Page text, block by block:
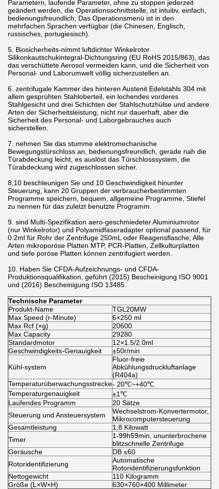
Parametern, laufende Parameter, ohne zu stoppen jederzeit
geändert werden, die Operationsschnittstelle, ist intuitiv, einfach,
bedienungsfreundlich; Das Operationsmenü ist in den
mehrfachen Sprachen verfügbar (die Chinesen, Englisch,
russisches, portugiesisch).
5. Biosicherheits-nimmt luftdichter Winkelrotor
Silikonkautschukintegral-Dichtungsring (EU RoHS 2015/863), das
das verschüttete Aerosol vermeiden kann, und die Sicherheit von
Personal- und Laborumwelt völlig sicherzustellen an.
6. zentrifugale Kammer des hinteren Austenit Edelstahls 304 mit
allem gesprühten Stahloberteil, ein lochendes vorderes
Stahlgesicht und drei Schichten der Stahlschutzhülse und andere
Arten der Sicherheitsleistung, nicht nur dauerhaft, aber die
Sicherheit des Personal- und Laborgebrauches auch
sicherstellen.
7. nehmen Sie das stumme elektromechanische
Bewegungstürschloss an, bedienungsfreundlich, gerade nah die
Türabdeckung leicht, es auslöst das Türschlosssystem, die
Türabdeckung wird zugeschlossen sicher.
8,10 beschleunigen Sie und 10 Geschwindigkeit hinunter
Steuerung, kann 20 Gruppen der verbraucherbestimmten
Programme speichern, bequem, allgemeine Programme, Stiefel
zu nennen für das zuletzt benutzte Programm.
9. sind Multi-Spezifikation aero-geschmiedeter Aluminiumrotor
(nur Winkelrotor) und Polyamidfaseradapter optional passend, für
0.2ml für Rohr der Zentrifuge 250mL oder Reagensflasche; Alle
Arten mikroporöse Platten MTP, PCR-Platten, Zellkulturplatten
und tiefe poröse Platten können zentrifugiert werden.
10. Haben Sie CFDA-Aufzeichnungs- und CFDA-
Produktionsqualifikation, geführt (2015) Bescheinigung ISO 9001
und (2016) Bescheinigung ISO 13485.
Technische Parameter
Produkt-Name
TGL20MW
Max Speed (r-Minute)
6×250 ml
Max Rcf (×g)
20600
Max Capacity
29280
Standardmotor
12×1.5/2.0ml
Geschwindigkeits-Genauigkeit
±50r/min
Kühl-system
Fluor-freie
Abkühlungsdruckluftanlage
(R404a)
Temperaturüberwachungsstrecke- 20℃~+40℃
Temperaturgenauigkeit
±1℃
Laufendes Programm
20 Sätze
Steuerung und Ansteuersystem
Wechselstrom-Konvertermotor,
Mikrocomputersteuerung
Gesamtleistung
1,8 Kilowatt
Timer
1-99h59min, ununterbrochene
blitzschnelle Zentrifuge
Geräusche
DB ≤60
Rotoridentifizierung
Automatische
Rotoridentifizierungsfunktion
Nettogewicht
110 Kilogramm
Größe (L×W×H)
630×760×400 Millimeter